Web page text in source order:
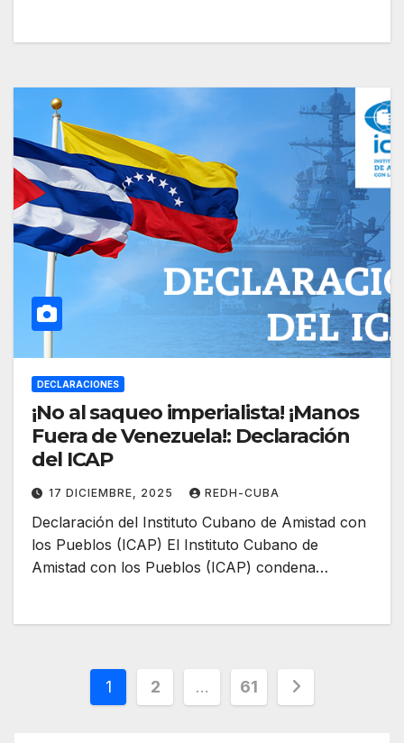
DECLARACIONES
¡No al saqueo imperialista! ¡Manos
Fuera de Venezuela!: Declaración
del ICAP
17 DICIEMBRE, 2025 REDH-CUBA
Declaración del Instituto Cubano de Amistad con
los Pueblos (ICAP) El Instituto Cubano de
Amistad con los Pueblos (ICAP) condena…
Paginación
1 2 … 61